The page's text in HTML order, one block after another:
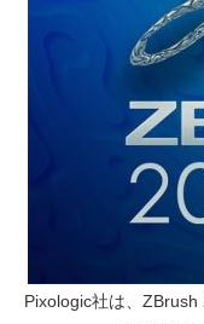
Pixologic社は、ZBrush